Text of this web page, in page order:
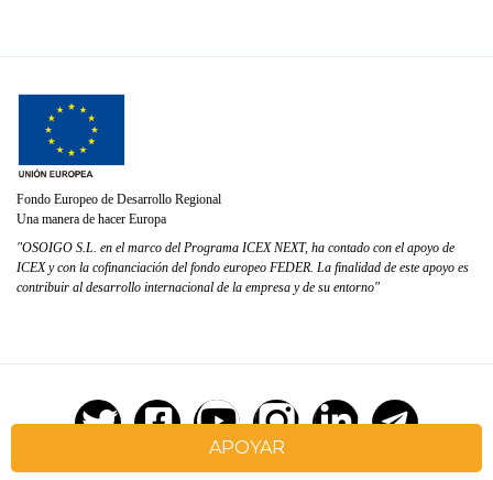
APOYAR
Fondo Europeo de Desarrollo Regional
Una manera de hacer Europa
"OSOIGO S.L. en el marco del Programa ICEX NEXT, ha contado con el apoyo de
ICEX y con la cofinanciación del fondo europeo FEDER. La finalidad de este apoyo es
contribuir al desarrollo internacional de la empresa y de su entorno"